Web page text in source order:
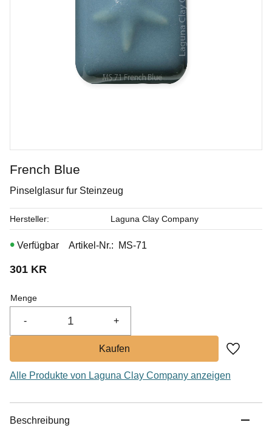
Mjuk solfjäderpensel av gethår i hög kvalitet, perfekt för
French Blue
Pinselglasur fur Steinzeug
301 KR
Menge
+
-
Zu
Artikel-Nr. MS-71
Hersteller Laguna Clay Company
Alle Produkte von Laguna Clay Company anzeigen
Beschreibung